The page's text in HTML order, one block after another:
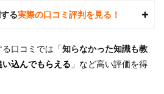
る実際の口コミ評判を見る！
る口コミでは「知らなかった知識も教
い込んでもらえる 」など高い評価を得